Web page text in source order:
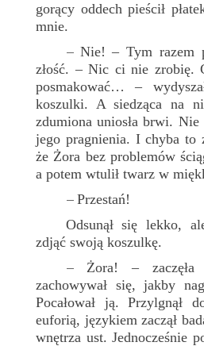
gorący oddech pieścił
mnie.
– Nie! – Tym razem
złość. – Nic ci nie zrobię.
posmakować… –
koszulki. A siedząca na
zdumiona uniosła brwi.
jego pragnienia. I chyba to
że Żora bez problemów
a potem wtulił twarz w
– Przestań!
Odsunął się lekko,
zdjąć swoją koszulkę.
– Żora! –
zachowywał się, jakby
Pocałował ją. Przylgnął
euforią, językiem zaczął
wnętrza ust. Jednocześnie